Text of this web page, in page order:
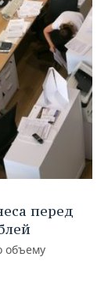
перед
объему